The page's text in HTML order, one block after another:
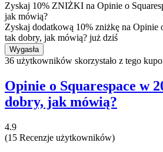
Zyskaj 10% ZNIŻKI na Opinie o
jak mówią?
Zyskaj dodatkową 10% zniżkę na Opinie
tak dobry, jak mówią? już dziś
Wygasła
36 użytkowników skorzystało z tego
Opinie o Squarespace w
dobry, jak mówią?
4.9
(15 Recenzje użytkowników)